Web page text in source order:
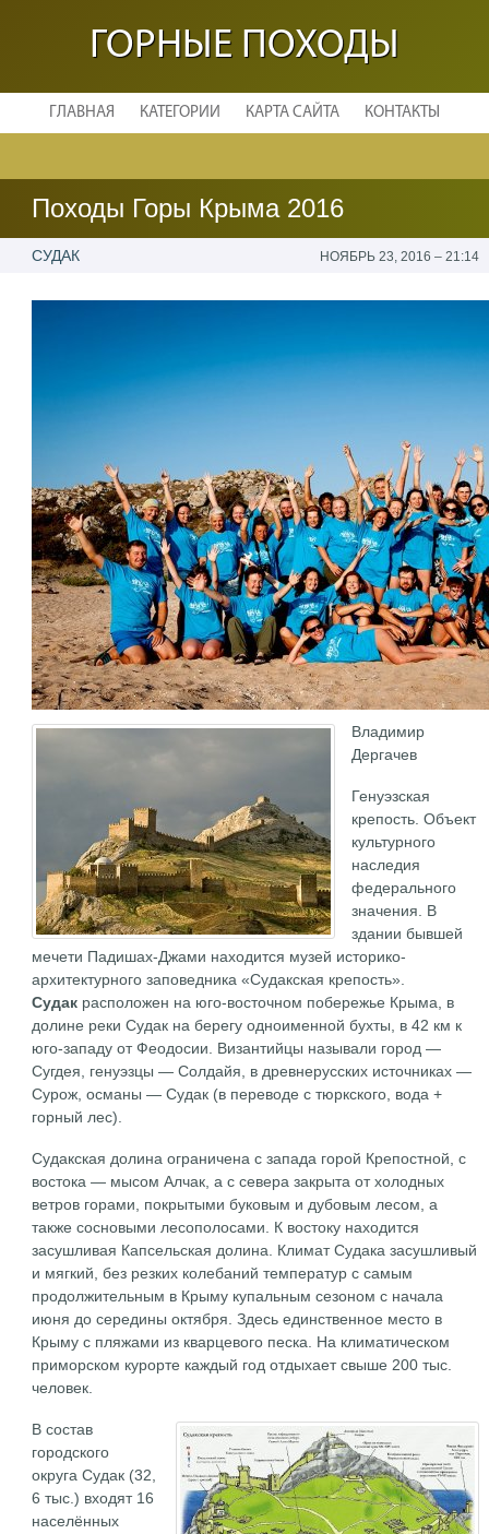
ГОРНЫЕ ПОХОДЫ
ГЛАВНАЯ КАТЕГОРИИ КАРТА САЙТА КОНТАКТЫ
Походы Горы Крыма 2016
СУДАК НОЯБРЬ 23, 2016 – 21:14
Владимир
Дергачев
Генуэзская
крепость. Объект
культурного
наследия
федерального
значения. В
здании бывшей
мечети Падишах-Джами находится музей историко-
архитектурного заповедника «Судакская крепость».
Судак расположен на юго-восточном побережье Крыма, в
долине реки Судак на берегу одноименной бухты, в 42 км к
юго-западу от Феодосии. Византийцы называли город —
Сугдея, генуэзцы — Солдайя, в древнерусских источниках —
Сурож, османы — Судак (в переводе с тюркского, вода +
горный лес).
Судакская долина ограничена с запада горой Крепостной, с
востока — мысом Алчак, а с севера закрыта от холодных
ветров горами, покрытыми буковым и дубовым лесом, а
также сосновыми лесополосами. К востоку находится
засушливая Капсельская долина. Климат Судака засушливый
и мягкий, без резких колебаний температур с самым
продолжительным в Крыму купальным сезоном с начала
июня до середины октября. Здесь единственное место в
Крыму с пляжами из кварцевого песка. На климатическом
приморском курорте каждый год отдыхает свыше 200 тыс.
человек.
В состав
городского
округа Судак (32,
6 тыс.) входят 16
населённых